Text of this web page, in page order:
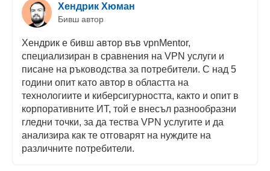
Хендрик Хюман
Бивш автор
Хендрик е бивш автор във vpnMentor,
специализиран в сравнения на VPN услуги и
писане на ръководства за потребители. С над 5
години опит като автор в областта на
технологиите и киберсигурността, както и опит в
корпоративните ИТ, той е внесъл разнообразни
гледни точки, за да тества VPN услугите и да
анализира как те отговарят на нуждите на
различните потребители.